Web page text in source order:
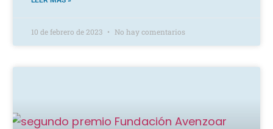
10 de febrero de 2023 No hay comentarios